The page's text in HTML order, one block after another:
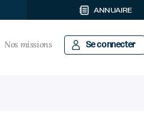
ANNUAIRE
Nos missions Se connecter